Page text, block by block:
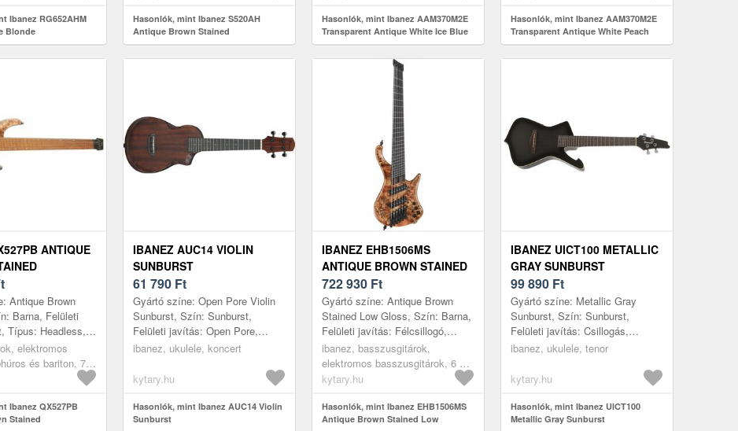
Ibanez RG652AHM
Blonde
Hasonlók, mint Ibanez S520AH
Antique Brown Stained
Hasonlók, mint Ibanez AAM370M2E
Transparent Antique White Ice Blue
Hasonlók, mint Ibanez AAM370M2E
Transparent Antique White Peach
Fuzz
ANTIQUE
Antique Brown
Barna, Felületi
Típus: Headless,
Top: Nyárfa, Nyak:
Nyak p...
elektromos
és bariton, 7-
Ibanez QX527PB
Stained
IBANEZ AUC14 VIOLIN
SUNBURST
61 790 Ft
Gyártó színe: Open Pore Violin
Sunburst, Szín: Sunburst,
Felületi javítás: Open Pore,
Ukulele típus: Koncert, Kivágás:
ibanez, ukulele, koncert
kytary.hu
Hasonlók, mint Ibanez AUC14 Violin
Sunburst
IBANEZ EHB1506MS
ANTIQUE BROWN STAINED
LOW
722 930 Ft
Gyártó színe: Antique Brown
Stained Low Gloss, Szín: Barna,
Felületi javítás: Félcsillogó,
Típus: Headless, Húrok száma:
6, Test: Mahagóni, Top: Ny...
ibanez, basszusgitárok,
elektromos basszusgitárok, 6 és
több húrú basszusgitár
kytary.hu
Hasonlók, mint Ibanez EHB1506MS
Antique Brown Stained Low
IBANEZ UICT100 METALLIC
GRAY SUNBURST
99 890 Ft
Gyártó színe: Metallic Gray
Sunburst, Szín: Sunburst,
Felületi javítás: Csillogás,
Ukulele típus: Tenor, Kivágás:
lap...
ibanez, ukulele, tenor
kytary.hu
Hasonlók, mint Ibanez UICT100
Metallic Gray Sunburst